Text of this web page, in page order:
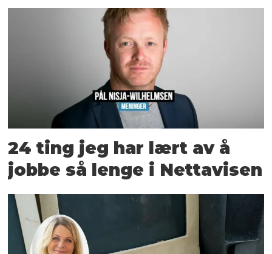
24 ting jeg har lært av å
jobbe så lenge i Nettavisen